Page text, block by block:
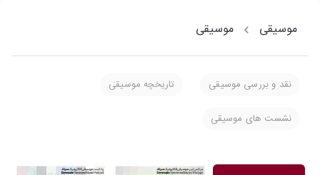
موسیقی موسیقی
نقد و بررسی موسیقی تاریخچه موسیقی
نشست های موسیقی